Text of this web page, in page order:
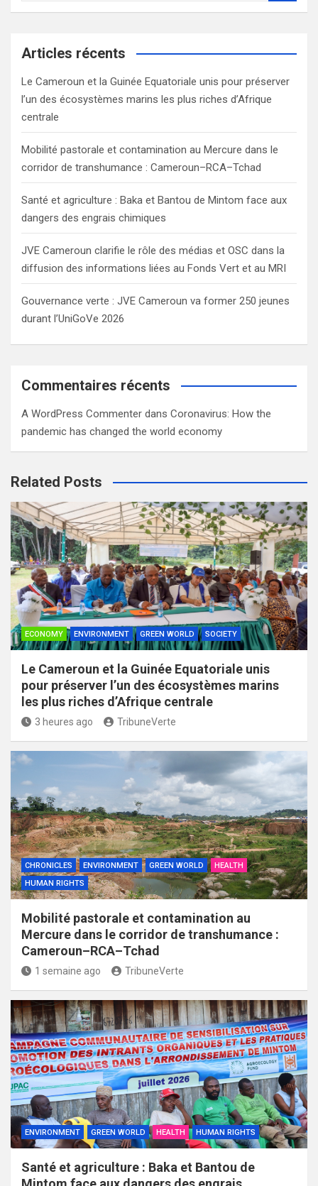
a
c
Articles récents
Le Cameroun et la Guinée Equatoriale unis pour préserver
l’un des écosystèmes marins les plus riches d’Afrique
centrale
Mobilité pastorale et contamination au Mercure dans le
corridor de transhumance : Cameroun–RCA–Tchad
Santé et agriculture : Baka et Bantou de Mintom face aux
dangers des engrais chimiques
JVE Cameroun clarifie le rôle des médias et OSC dans la
diffusion des informations liées au Fonds Vert et au MRI
Gouvernance verte : JVE Cameroun va former 250 jeunes
durant l’UniGoVe 2026
Commentaires récents
A WordPress Commenter dans Coronavirus: How the
pandemic has changed the world economy
Related Posts
ECONOMY ENVIRONMENT GREEN WORLD SOCIETY
Le Cameroun et la Guinée Equatoriale unis
pour préserver l’un des écosystèmes marins
les plus riches d’Afrique centrale
3 heures ago TribuneVerte
CHRONICLES ENVIRONMENT GREEN WORLD
HEALTH
HUMAN RIGHTS
Mobilité pastorale et contamination au
Mercure dans le corridor de transhumance :
Cameroun–RCA–Tchad
1 semaine ago TribuneVerte
ENVIRONMENT GREEN WORLD HEALTH HUMAN RIGHTS
Santé et agriculture : Baka et Bantou de